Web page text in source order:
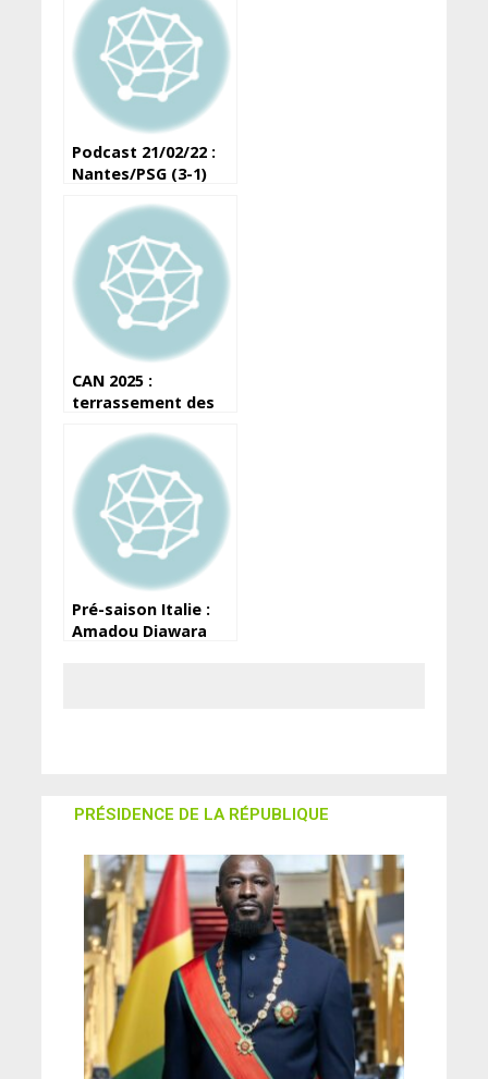
Podcast 21/02/22 :
Nantes/PSG (3-1)
CAN 2025 :
terrassement des
engage les
premières
manœuvres
Pré-saison Italie :
Amadou Diawara
PRÉSIDENCE DE LA RÉPUBLIQUE